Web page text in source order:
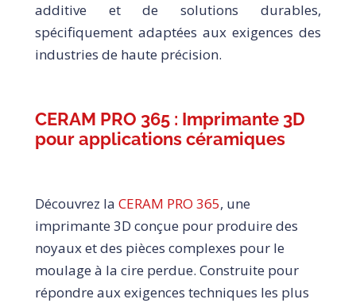
additive et de solutions durables,
spécifiquement adaptées aux exigences des
industries de haute précision.
CERAM PRO 365 : Imprimante 3D
pour applications céramiques
Découvrez la CERAM PRO 365, une
imprimante 3D conçue pour produire des
noyaux et des pièces complexes pour le
moulage à la cire perdue. Construite pour
répondre aux exigences techniques les plus